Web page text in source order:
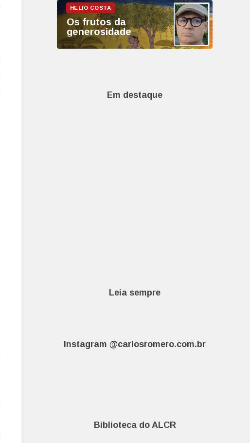
Os frutos da
generosidade
Em destaque
Leia sempre
Instagram @carlosromero.com.br
Biblioteca do ALCR